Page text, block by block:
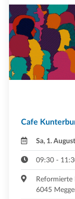
Cafe
Sa, 1.
09:30 -
Reformierte
6045